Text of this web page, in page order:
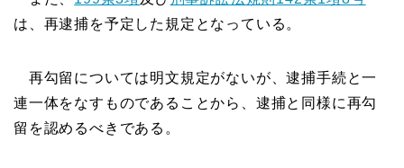
は、再逮捕を予定した規定となっている。
再勾留については明文規定がないが、逮捕手続と一
連一体をなすものであることから、逮捕と同様に再勾
留を認めるべきである。